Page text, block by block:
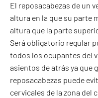
El reposacabezas de un
altura en la que su parte
altura que la parte
Será obligatorio regular
todos los ocupantes del
asientos de atrás ya que
reposacabezas puede
cervicales de la zona del